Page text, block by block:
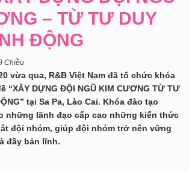
– TỪ TƯ DUY
ĐỘNG
Chiều
vừa qua, R&B Việt Nam đã tổ chức khóa
“XÂY DỰNG ĐỘI NGŨ KIM CƯƠNG TỪ TƯ
tại Sa Pa, Lào Cai. Khóa đào tạo
những lãnh đạo cấp cao những kiến thức
đội nhóm, giúp đội nhóm trở nên vững
đầy bản lĩnh.